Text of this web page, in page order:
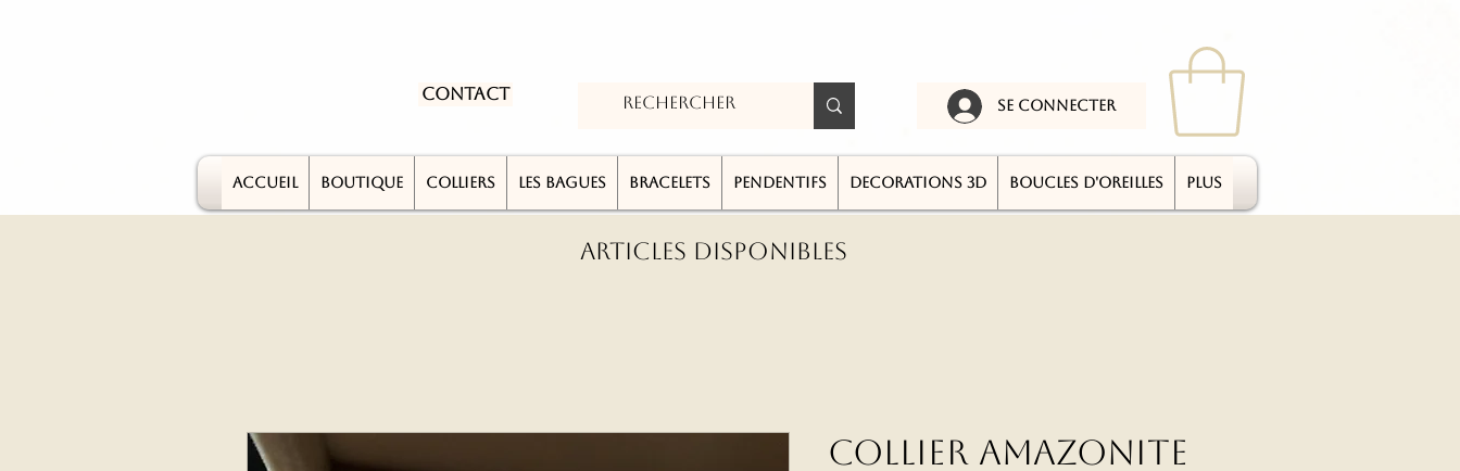
Contact
se connecter
ACCUEIL BOUTIQUE COLLIERS LES BAGUES BRACELETS PENDENTIFS DECORATIONS 3D BOUCLES D'OREILLES plus
ARTICLES DISPONIBLES
Collier Amazonite